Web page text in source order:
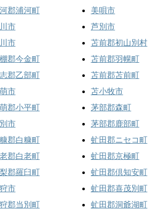
郡浦河町
市
市
郡今金町
郡乙部町
市
郡小平町
市
郡白糠町
郡白老町
郡羅臼町
市
郡当別町
美唄市
芦別市
苫前郡初山別村
苫前郡羽幌町
苫前郡苫前町
苫小牧市
茅部郡森町
茅部郡鹿部町
虻田郡ニセコ町
虻田郡京極町
虻田郡倶知安町
虻田郡喜茂別町
虻田郡洞爺湖町